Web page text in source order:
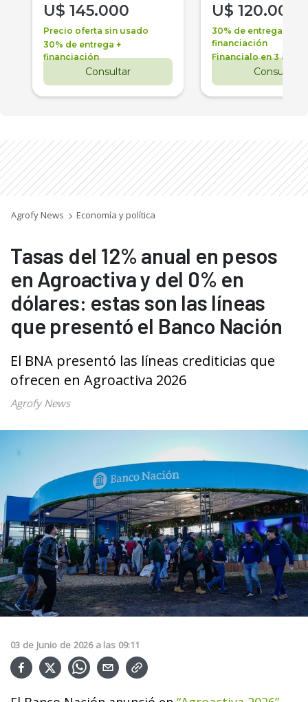
U$ 145.000
Precio oferta sin usado
30% de entrega +
financiación
Consultar
U$ 120.000
30% de entrega +
financiación
Financialo en 3 años
Consultar
Agrofy News Economía y política
Tasas del 12% anual en pesos
en Agroactiva y del 0% en
dólares: estas son las líneas
que presentó el Banco Nación
El BNA presentó las líneas crediticias que
ofrecen en Agroactiva 2026
Agrofy News
03 de Junio de 2026 a las 09:11